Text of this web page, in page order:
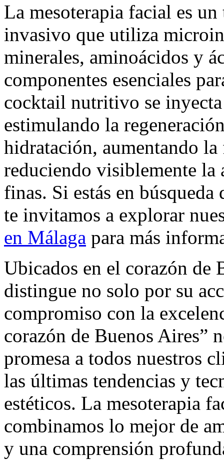
La mesoterapia facial es
invasivo que utiliza
minerales, aminoácidos y
componentes esenciales
cocktail nutritivo se inyecta
estimulando la
hidratación, aumentando
reduciendo visiblemente la
finas. Si estás en
te invitamos a explorar
en Málaga para más
Ubicados en el corazón de
distingue no solo por su
compromiso con la
corazón de Buenos Aires”
promesa a todos nuestros
las últimas tendencias y
estéticos. La mesoterapia
combinamos lo mejor de
y una comprensión